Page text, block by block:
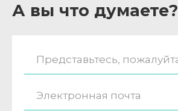
А вы что думаете?